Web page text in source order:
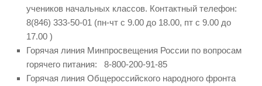
учеников начальных классов. Контактный телефон:
8(846) 333-50-01 (пн-чт с 9.00 до 18.00, пт с 9.00 до
17.00 )
Горячая линия Минпросвещения России по вопросам
горячего питания: 8-800-200-91-85
Горячая линия Общероссийского народного фронта